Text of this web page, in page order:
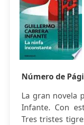
Número de
La gran novela
Infante. Con
Tres tristes